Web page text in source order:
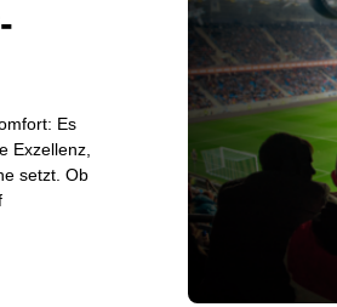
Es
Exzellenz,
setzt. Ob